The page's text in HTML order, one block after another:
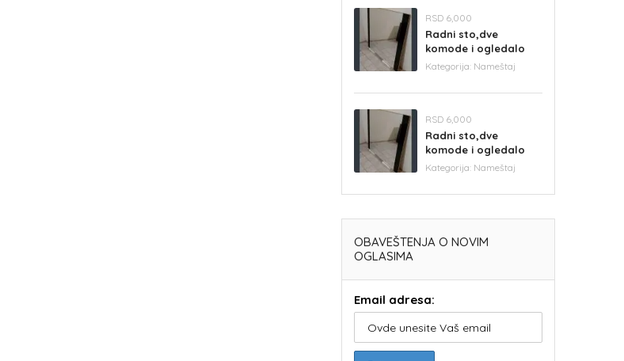
RSD 6,000
Radni sto,dve
komode i ogledalo
Kategorija: Nameštaj
RSD 6,000
Radni sto,dve
komode i ogledalo
Kategorija: Nameštaj
OBAVEŠTENJA O NOVIM
OGLASIMA
Email adresa: